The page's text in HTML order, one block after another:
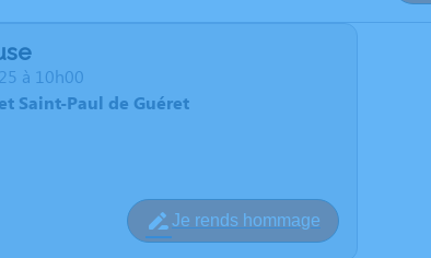
à 10h00
Saint-Paul de Guéret
Je rends hommage